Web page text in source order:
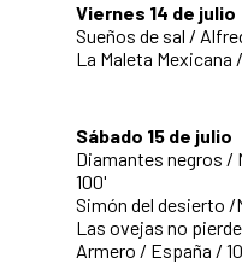
Viernes 14 de julio
Sueños de sal /
La Maleta Mexicana
Sábado 15 de julio
Diamantes negros /
100'
Simón del desierto /
Las ovejas no
Armero / España /